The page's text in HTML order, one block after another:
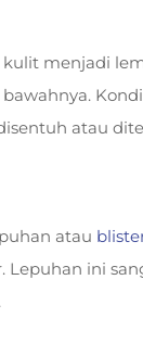
kulit menjadi
atau
atau
Lepuhan ini